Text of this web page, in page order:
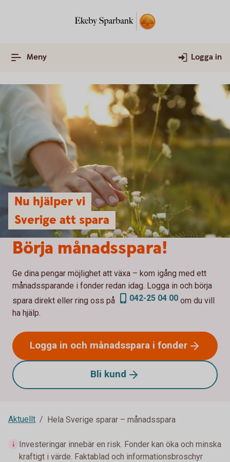
Meny Logga in
Nu hjälper vi
Sverige att spara
Börja månadsspara!
Ge dina pengar möjlighet att växa – kom igång med ett
månadssparande i fonder redan idag. Logga in och börja
spara direkt eller ring oss på
042-25 04 00 om du vill
ha hjälp.
Logga in och månadsspara i fonder
Bli kund
Aktuellt Hela Sverige sparar – månadsspara
Investeringar innebär en risk. Fonder kan öka och minska
kraftigt i värde. Faktablad och informationsbroschyr